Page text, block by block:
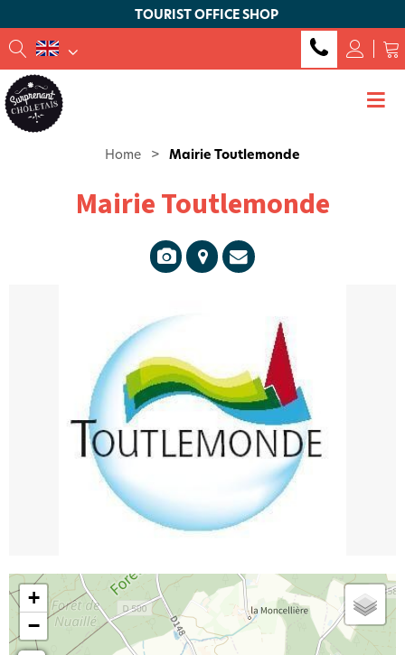
TOURIST OFFICE SHOP
Home > Mairie Toutlemonde
Mairie Toutlemonde
+
−